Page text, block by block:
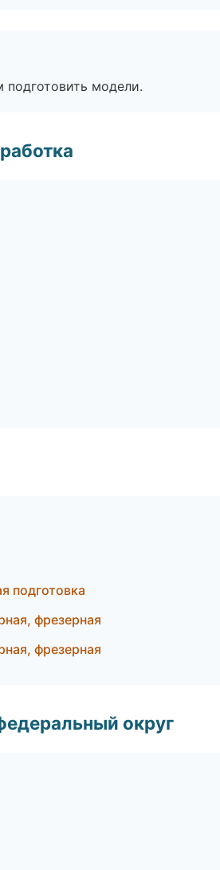
подготовить модели.
подготовка
фрезерная
фрезерная
округ